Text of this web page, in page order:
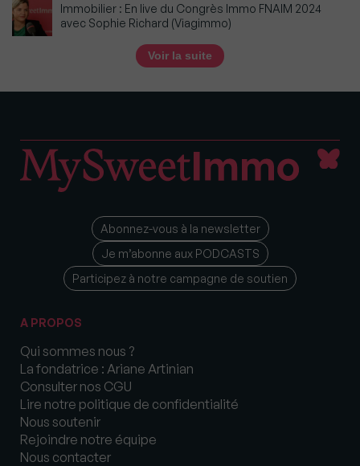
Immobilier : En live du Congrès Immo FNAIM 2024
avec Sophie Richard (Viagimmo)
Voir la suite
Abonnez-vous à la newsletter
Je m’abonne aux PODCASTS
Participez à notre campagne de soutien
A PROPOS
Qui sommes nous ?
La fondatrice : Ariane Artinian
Consulter nos CGU
Lire notre politique de confidentialité
Nous soutenir
Rejoindre notre équipe
Nous contacter